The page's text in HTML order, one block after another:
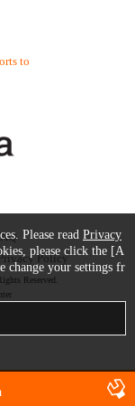
to
Policy
Reserved.
Please read Privacy
please click the [A
change your settings fr